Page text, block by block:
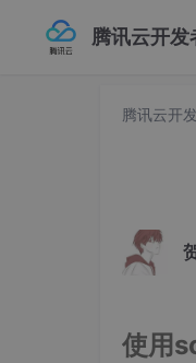
腾讯云开
腾讯云开
使用